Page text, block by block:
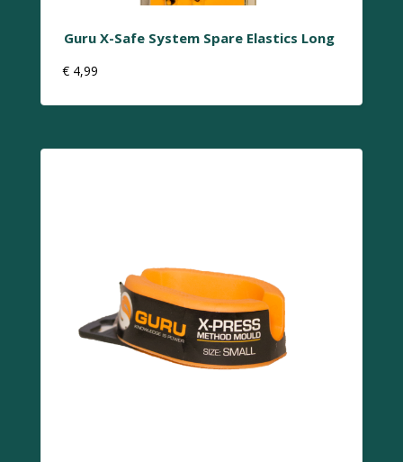
Guru X-Safe System Spare Elastics Long
€ 4,99